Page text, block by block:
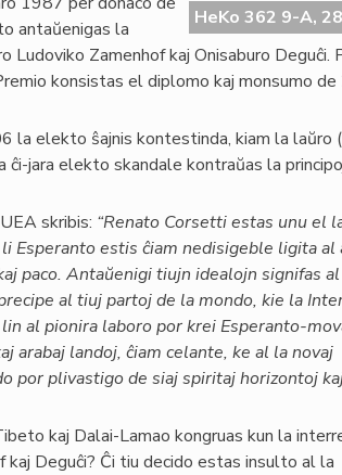
HeKo 362 9-A,
antaŭenigas la
Ludoviko Zamenhof kaj Onisaburo Deguĉi.
konsistas el diplomo kaj monsumo
la elekto ŝajnis kontestinda, kiam la laŭro
jara elekto skandale kontraŭas la
skribis: “Renato Corsetti estas unu el
Esperanto estis ĉiam nedisigeble ligita al
paco. Antaŭenigi tiujn idealojn signifas
al tiuj partoj de la mondo, kie la
al pionira laboro por krei Esperanto-
arabaj landoj, ĉiam celante, ke al la novaj
por plivastigo de siaj spiritaj horizontoj
kaj Dalai-Lamao kongruas kun la
Deguĉi? Ĉi tiu decido estas insulto al la